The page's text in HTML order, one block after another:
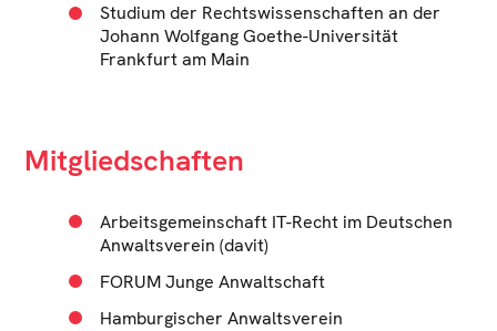
Studium der Rechtswissenschaften an der
Johann Wolfgang Goethe-Universität
Frankfurt am Main
Mitgliedschaften
Arbeitsgemeinschaft IT-Recht im Deutschen
Anwaltsverein (davit)
FORUM Junge Anwaltschaft
Hamburgischer Anwaltsverein